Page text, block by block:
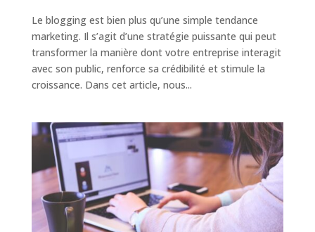
Le blogging est bien plus qu’une simple tendance
marketing. Il s’agit d’une stratégie puissante qui peut
transformer la manière dont votre entreprise interagit
avec son public, renforce sa crédibilité et stimule la
croissance. Dans cet article, nous...